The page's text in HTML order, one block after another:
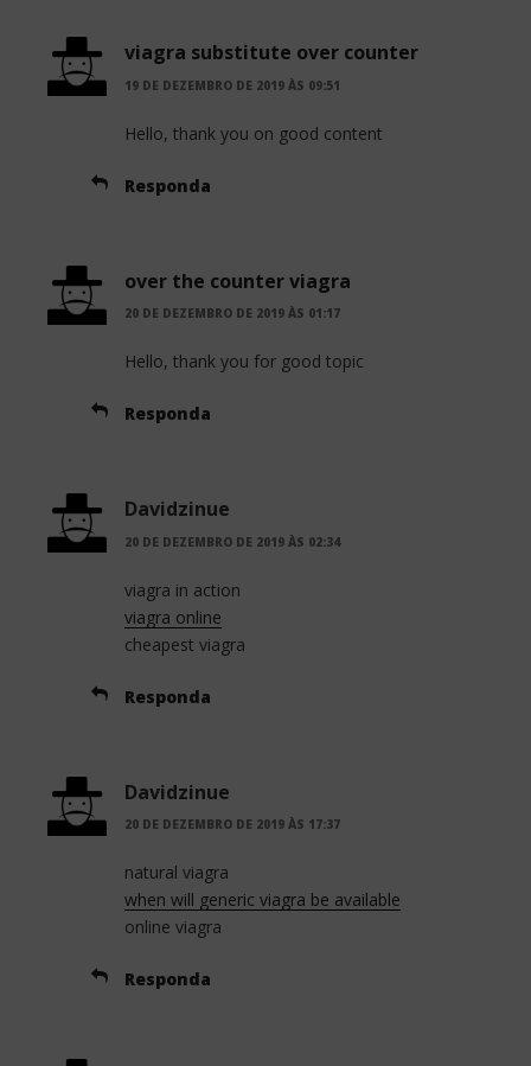
viagra substitute over counter
19 DE DEZEMBRO DE 2019 ÀS 09:51
Hello, thank you on good content
Responda
over the counter viagra
20 DE DEZEMBRO DE 2019 ÀS 01:17
Hello, thank you for good topic
Responda
Davidzinue
20 DE DEZEMBRO DE 2019 ÀS 02:34
viagra in action
viagra online
cheapest viagra
Responda
Davidzinue
20 DE DEZEMBRO DE 2019 ÀS 17:37
natural viagra
when will generic viagra be available
online viagra
Responda